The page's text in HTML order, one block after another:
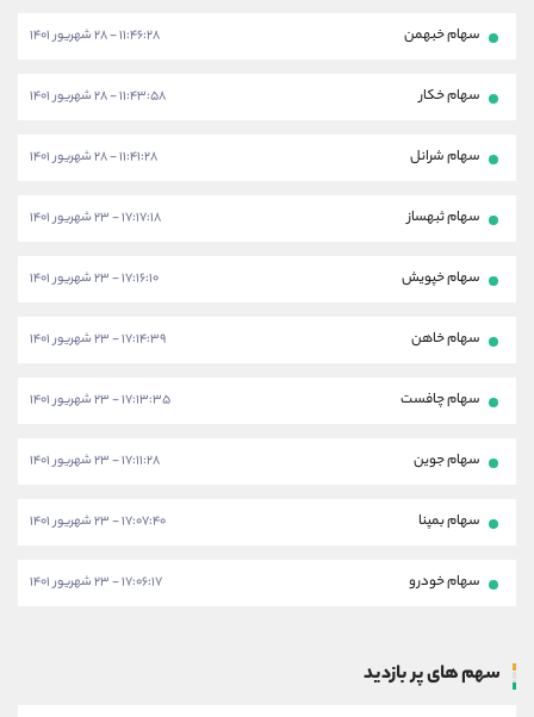
سهام خبهمن ۱۱:۴۶:۲۸ - ۲۸ شهریور ۱۴۰۱
سهام خکار ۱۱:۴۳:۵۸ - ۲۸ شهریور ۱۴۰۱
سهام شرانل ۱۱:۴۱:۲۸ - ۲۸ شهریور ۱۴۰۱
سهام ثبهساز ۱۷:۱۷:۱۸ - ۲۳ شهریور ۱۴۰۱
سهام خپویش ۱۷:۱۶:۱۰ - ۲۳ شهریور ۱۴۰۱
سهام خاهن ۱۷:۱۴:۳۹ - ۲۳ شهریور ۱۴۰۱
سهام چافست ۱۷:۱۳:۳۵ - ۲۳ شهریور ۱۴۰۱
سهام جوین ۱۷:۱۱:۲۸ - ۲۳ شهریور ۱۴۰۱
سهام بمپنا ۱۷:۰۷:۴۰ - ۲۳ شهریور ۱۴۰۱
سهام خودرو ۱۷:۰۶:۱۷ - ۲۳ شهریور ۱۴۰۱
سهم های پر بازدید